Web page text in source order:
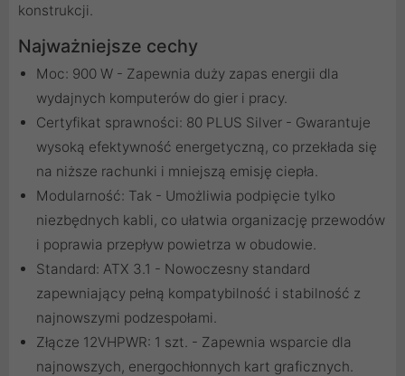
konstrukcji.
Najważniejsze cechy
Moc: 900 W - Zapewnia duży zapas energii dla
wydajnych komputerów do gier i pracy.
Certyfikat sprawności: 80 PLUS Silver - Gwarantuje
wysoką efektywność energetyczną, co przekłada się
na niższe rachunki i mniejszą emisję ciepła.
Modularność: Tak - Umożliwia podpięcie tylko
niezbędnych kabli, co ułatwia organizację przewodów
i poprawia przepływ powietrza w obudowie.
Standard: ATX 3.1 - Nowoczesny standard
zapewniający pełną kompatybilność i stabilność z
najnowszymi podzespołami.
Złącze 12VHPWR: 1 szt. - Zapewnia wsparcie dla
najnowszych, energochłonnych kart graficznych.